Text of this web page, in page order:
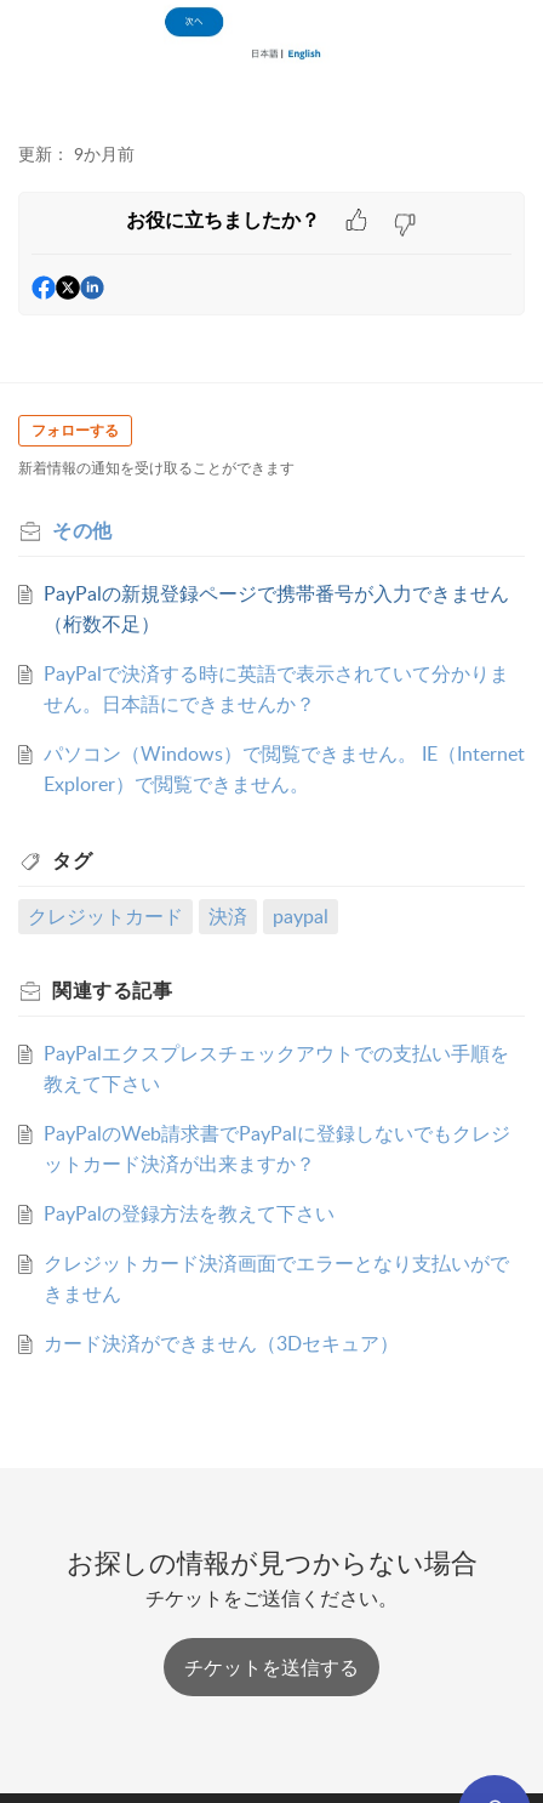
更新： 9か月前
お役に立ちましたか？
フォローする
新着情報の通知を受け取ることができます
その他
PayPalの新規登録ページで携帯番号が入力できません
（桁数不足）
PayPalで決済する時に英語で表示されていて分かりま
せん。日本語にできませんか？
パソコン（Windows）で閲覧できません。 IE（Internet
Explorer）で閲覧できません。
タグ
クレジットカード 決済 paypal
関連する記事
PayPalエクスプレスチェックアウトでの支払い手順を
教えて下さい
PayPalのWeb請求書でPayPalに登録しないでもクレジ
ットカード決済が出来ますか？
PayPalの登録方法を教えて下さい
クレジットカード決済画面でエラーとなり支払いがで
きません
カード決済ができません（3Dセキュア）
お探しの情報が見つからない場合
チケットをご送信ください。
チケットを送信する